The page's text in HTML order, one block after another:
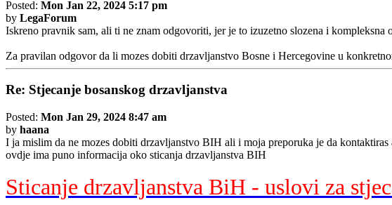
Posted: Mon Jan 22, 2024 5:17 pm
by LegaForum
Iskreno pravnik sam, ali ti ne znam odgovoriti, jer je to izuzetno slozena i kompleksna
Za pravilan odgovor da li mozes dobiti drzavljanstvo Bosne i Hercegovine u
Re: Stjecanje bosanskog drzavljanstva
Posted: Mon Jan 29, 2024 8:47 am
by haana
I ja mislim da ne mozes dobiti drzavljanstvo BIH ali i moja preporuka je da
ovdje ima puno informacija oko sticanja drzavljanstva BIH
Sticanje drzavljanstva BiH - uslovi za